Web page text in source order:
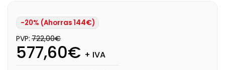
-20% (Ahorras 144€)
PVP: 722,00€
577,60€ + IVA